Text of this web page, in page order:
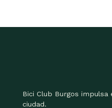
Bici Club Burgos
ciudad.